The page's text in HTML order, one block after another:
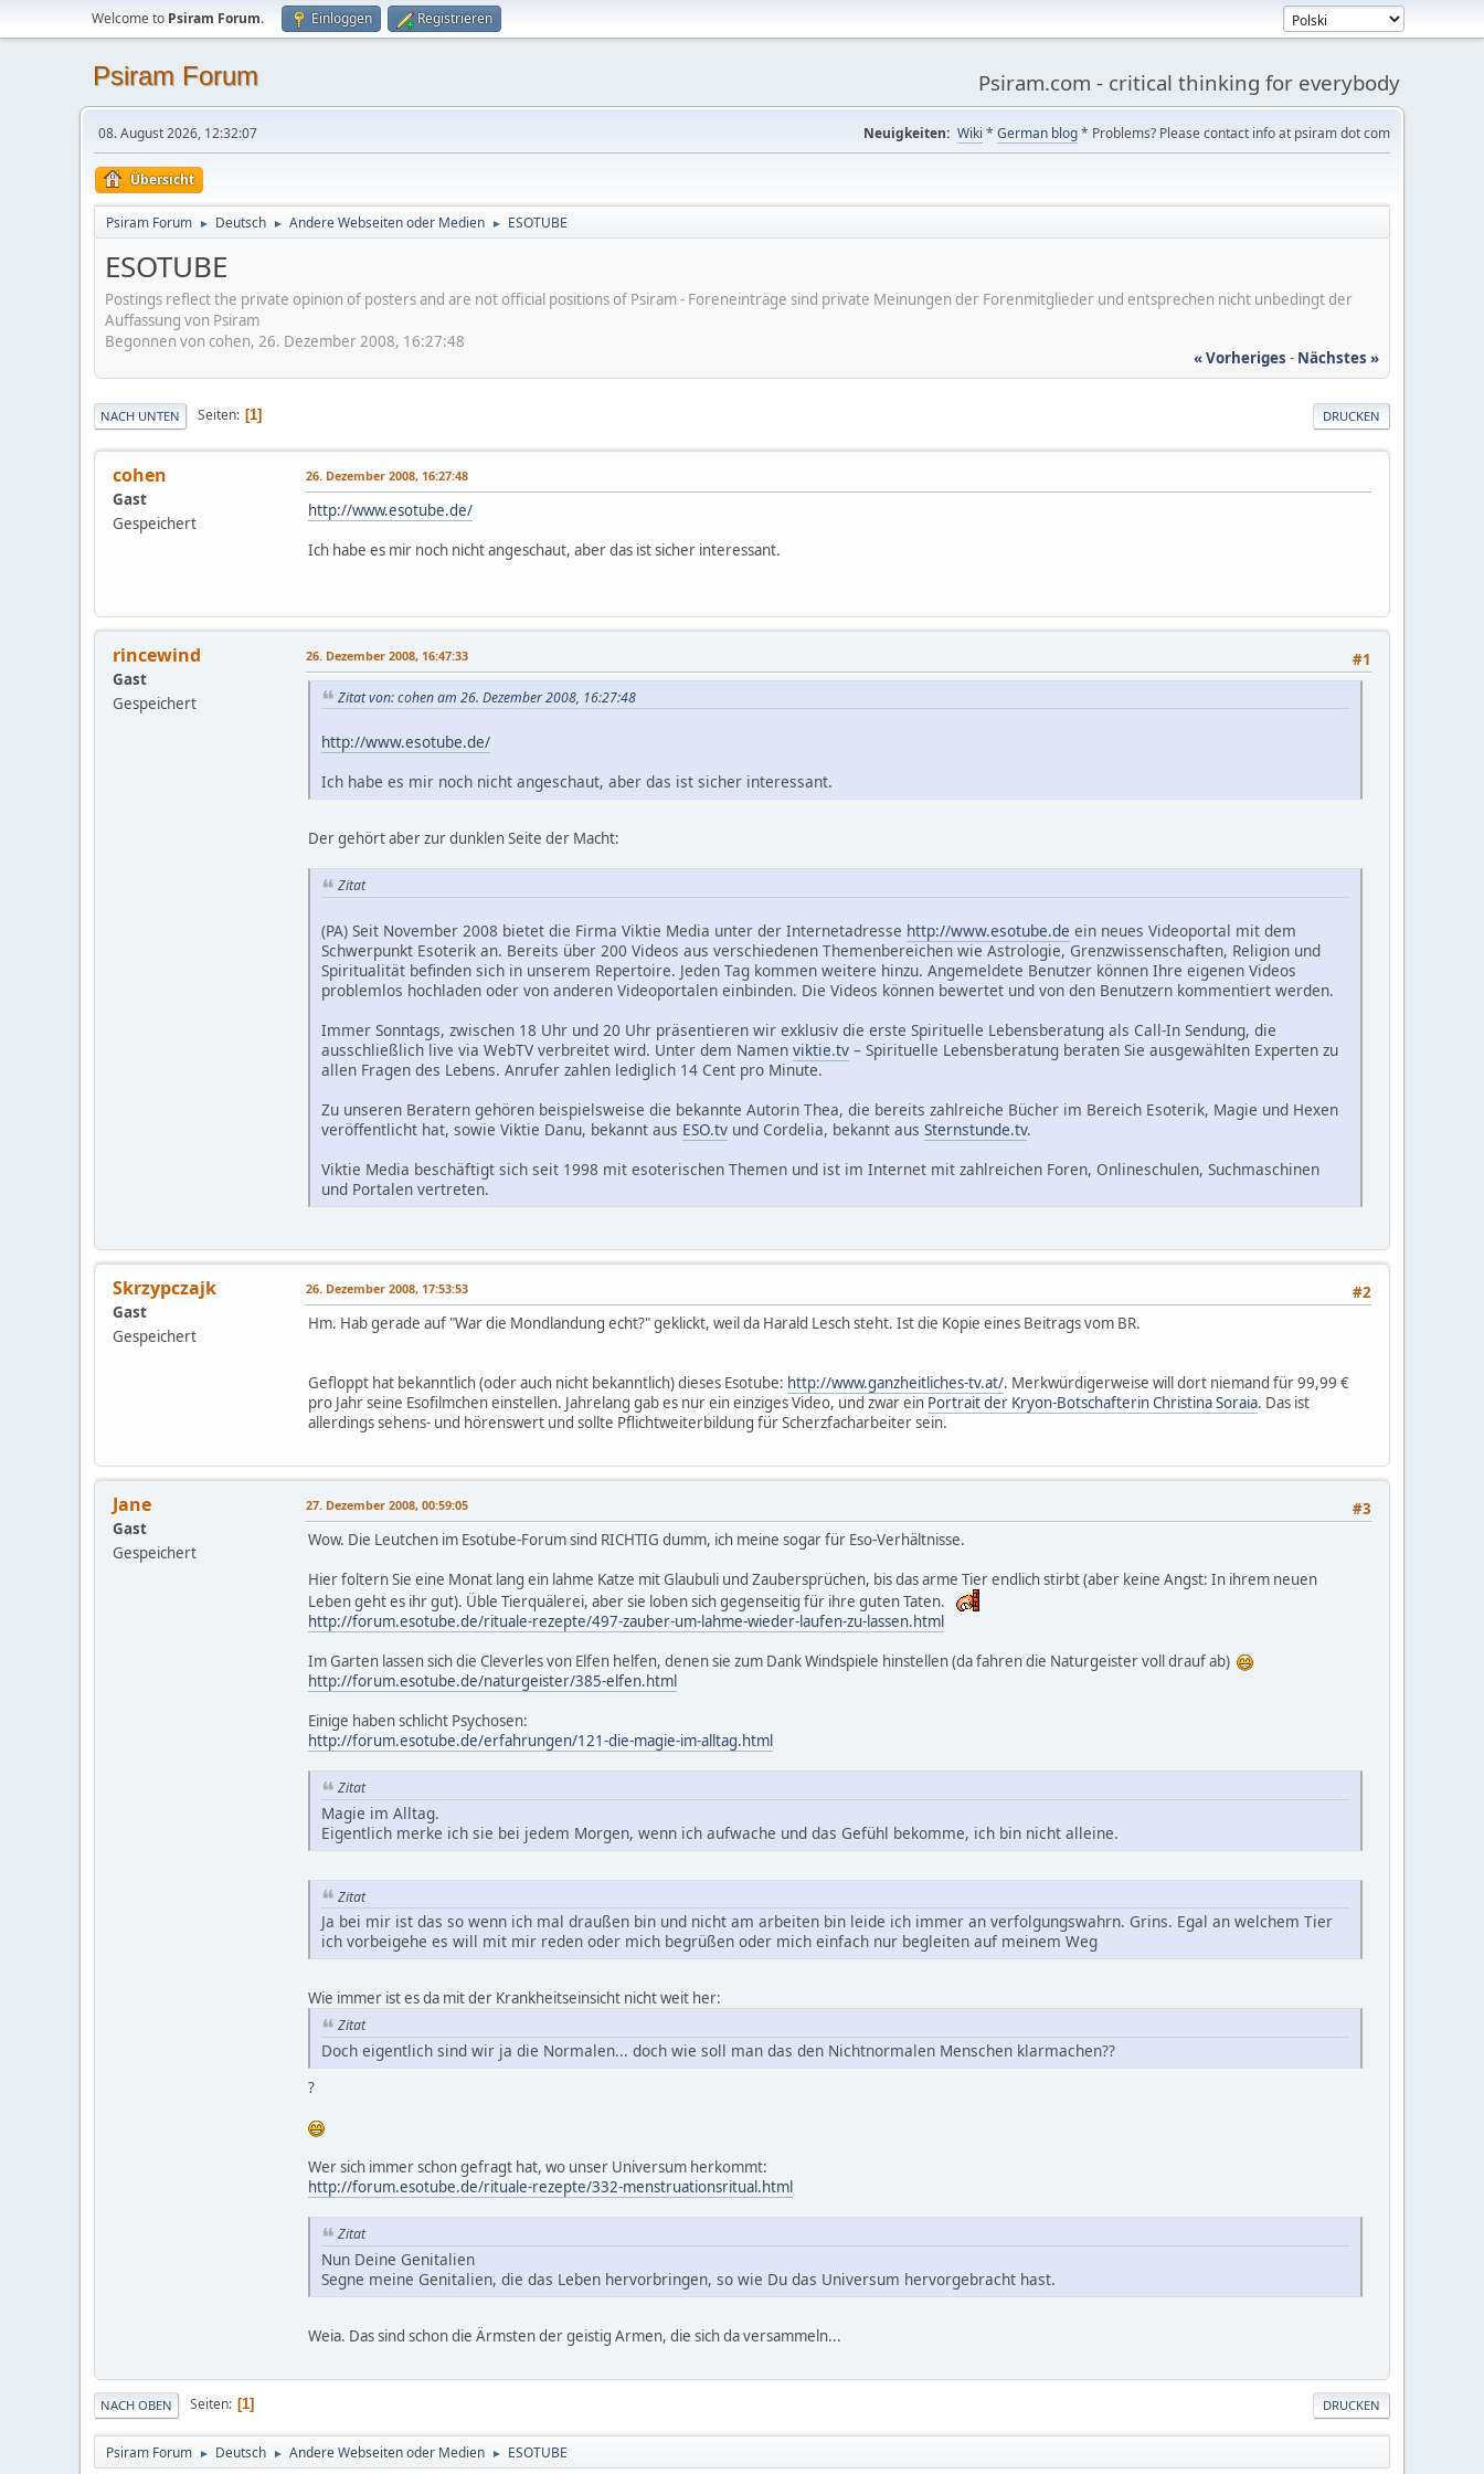
Welcome to Psiram Forum. Einloggen Registrieren
Psiram Forum Psiram.com - critical thinking for everybody
08. August 2026, 12:32:07 Neuigkeiten: Wiki * German blog* Problems? Please contact info at psiram dot com
Übersicht
Psiram Forum ► Deutsch ► Andere Webseiten oder Medien ► ESOTUBE
ESOTUBE
Postings reflect the private opinion of posters and are not official positions of Psiram - Foreneinträge sind private Meinungen der Forenmitglieder und entsprechen nicht unbedingt der
Auffassung von Psiram
Begonnen von cohen, 26. Dezember 2008, 16:27:48
« Vorheriges - Nächstes »
DRUCKEN
NACH UNTEN Seiten 1
cohen
Gast
Gespeichert
26. Dezember 2008, 16:27:48
http://www.esotube.de/
Ich habe es mir noch nicht angeschaut, aber das ist sicher interessant.
rincewind
Gast
Gespeichert
#1
26. Dezember 2008, 16:47:33
Zitat von: cohen am 26. Dezember 2008, 16:27:48
http://www.esotube.de/
Ich habe es mir noch nicht angeschaut, aber das ist sicher interessant.
Der gehört aber zur dunklen Seite der Macht:
Zitat
(PA) Seit November 2008 bietet die Firma Viktie Media unter der Internetadresse http://www.esotube.de ein neues Videoportal mit dem
Schwerpunkt Esoterik an. Bereits über 200 Videos aus verschiedenen Themenbereichen wie Astrologie, Grenzwissenschaften, Religion und
Spiritualität befinden sich in unserem Repertoire. Jeden Tag kommen weitere hinzu. Angemeldete Benutzer können Ihre eigenen Videos
problemlos hochladen oder von anderen Videoportalen einbinden. Die Videos können bewertet und von den Benutzern kommentiert werden.
Immer Sonntags, zwischen 18 Uhr und 20 Uhr präsentieren wir exklusiv die erste Spirituelle Lebensberatung als Call-In Sendung, die
ausschließlich live via WebTV verbreitet wird. Unter dem Namen viktie.tv – Spirituelle Lebensberatung beraten Sie ausgewählten Experten zu
allen Fragen des Lebens. Anrufer zahlen lediglich 14 Cent pro Minute.
Zu unseren Beratern gehören beispielsweise die bekannte Autorin Thea, die bereits zahlreiche Bücher im Bereich Esoterik, Magie und Hexen
veröffentlicht hat, sowie Viktie Danu, bekannt aus ESO.tv und Cordelia, bekannt aus Sternstunde.tv.
Viktie Media beschäftigt sich seit 1998 mit esoterischen Themen und ist im Internet mit zahlreichen Foren, Onlineschulen, Suchmaschinen
und Portalen vertreten.
Skrzypczajk
Gast
Gespeichert
#2
26. Dezember 2008, 17:53:53
Hm. Hab gerade auf "War die Mondlandung echt?" geklickt, weil da Harald Lesch steht. Ist die Kopie eines Beitrags vom BR.
Gefloppt hat bekanntlich (oder auch nicht bekanntlich) dieses Esotube: http://www.ganzheitliches-tv.at/. Merkwürdigerweise will dort niemand für 99,99 €
pro Jahr seine Esofilmchen einstellen. Jahrelang gab es nur ein einziges Video, und zwar ein Portrait der Kryon-Botschafterin Christina Soraia. Das ist
allerdings sehens- und hörenswert und sollte Pflichtweiterbildung für Scherzfacharbeiter sein.
Jane
Gast
Gespeichert
#3
27. Dezember 2008, 00:59:05
Wow. Die Leutchen im Esotube-Forum sind RICHTIG dumm, ich meine sogar für Eso-Verhältnisse.
Hier foltern Sie eine Monat lang ein lahme Katze mit Glaubuli und Zaubersprüchen, bis das arme Tier endlich stirbt (aber keine Angst: In ihrem neuen
Leben geht es ihr gut). Üble Tierquälerei, aber sie loben sich gegenseitig für ihre guten Taten.
http://forum.esotube.de/rituale-rezepte/497-zauber-um-lahme-wieder-laufen-zu-lassen.html
Im Garten lassen sich die Cleverles von Elfen helfen, denen sie zum Dank Windspiele hinstellen (da fahren die Naturgeister voll drauf ab)
http://forum.esotube.de/naturgeister/385-elfen.html
Einige haben schlicht Psychosen:
http://forum.esotube.de/erfahrungen/121-die-magie-im-alltag.html
Zitat
Magie im Alltag.
Eigentlich merke ich sie bei jedem Morgen, wenn ich aufwache und das Gefühl bekomme, ich bin nicht alleine.
Zitat
Ja bei mir ist das so wenn ich mal draußen bin und nicht am arbeiten bin leide ich immer an verfolgungswahrn. Grins. Egal an welchem Tier
ich vorbeigehe es will mit mir reden oder mich begrüßen oder mich einfach nur begleiten auf meinem Weg
Wie immer ist es da mit der Krankheitseinsicht nicht weit her:
Zitat
Doch eigentlich sind wir ja die Normalen... doch wie soll man das den Nichtnormalen Menschen klarmachen??
?
Wer sich immer schon gefragt hat, wo unser Universum herkommt:
http://forum.esotube.de/rituale-rezepte/332-menstruationsritual.html
Zitat
Nun Deine Genitalien
Segne meine Genitalien, die das Leben hervorbringen, so wie Du das Universum hervorgebracht hast.
Weia. Das sind schon die Ärmsten der geistig Armen, die sich da versammeln...
DRUCKEN
NACH OBEN Seiten 1
Psiram Forum ► Deutsch ► Andere Webseiten oder Medien ► ESOTUBE